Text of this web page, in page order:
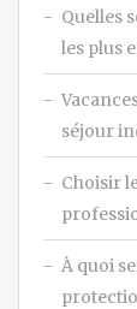
Quelles
les plus
séjour
Choisir
À quoi